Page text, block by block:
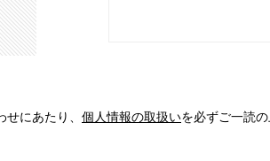
にあたり、 個人情報の取扱いを必ずご一読